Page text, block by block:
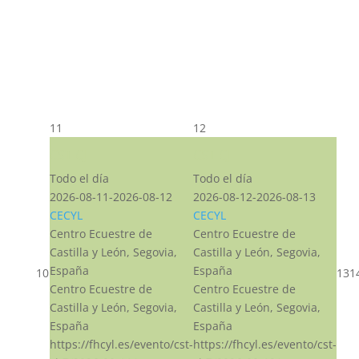
10
11
Todo el día
2026-08-11-2026-08-12
CECYL
Centro Ecuestre de
Castilla y León, Segovia,
España
Centro Ecuestre de
Castilla y León, Segovia,
España
https://fhcyl.es/evento/cst-
12
Todo el día
2026-08-12-2026-08-13
CECYL
Centro Ecuestre de
Castilla y León, Segovia,
España
Centro Ecuestre de
Castilla y León, Segovia,
España
https://fhcyl.es/evento/cst-
13